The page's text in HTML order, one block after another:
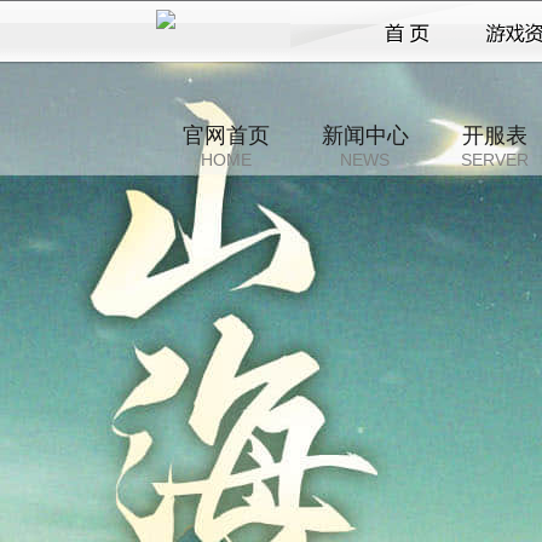
官网首页
HOME
新闻中心
NEWS
开服表
SERVER